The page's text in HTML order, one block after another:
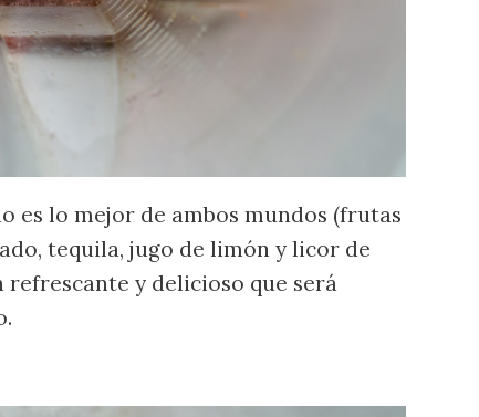
es lo mejor de ambos mundos (frutas
tequila, jugo de limón y licor de
y delicioso que será